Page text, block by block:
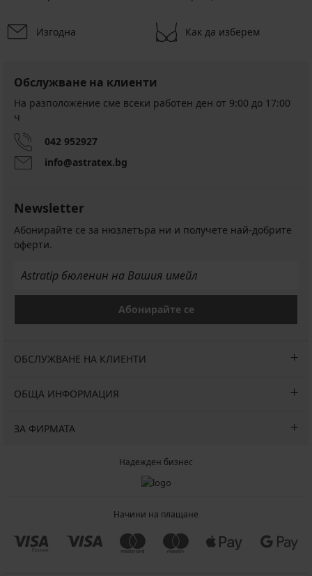
Изгодна Как да изберем
Обслужване на клиенти
На разположение сме всеки работен ден от 9:00 до 17:00
ч
042 952927
info@astratex.bg
Newsletter
Абонирайте се за нюзлетъра ни и получете най-добрите
оферти.
Абонирайте се
ОБСЛУЖВАНЕ НА КЛИЕНТИ
ОБЩА ИНФОРМАЦИЯ
ЗА ФИРМАТА
Надежден бизнес
Начини на плащане